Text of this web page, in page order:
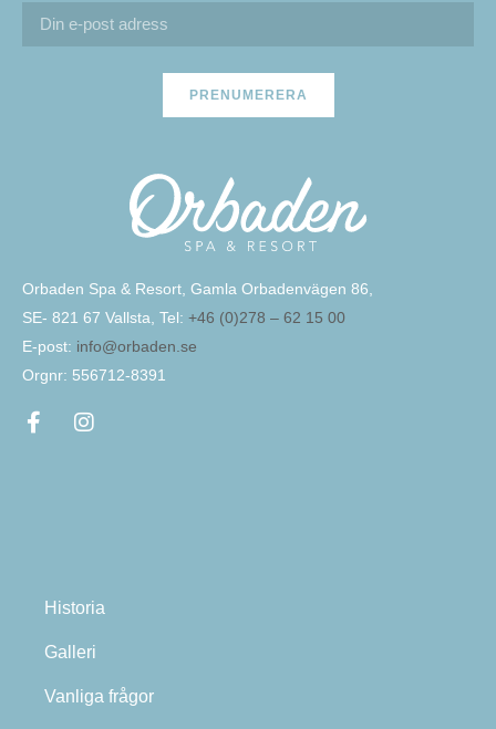
PRENUMERERA
Orbaden Spa & Resort, Gamla Orbadenvägen 86,
SE- 821 67 Vallsta, Tel: +46 (0)278 – 62 15 00
E-post: info@orbaden.se
Orgnr: 556712-8391
Historia
Galleri
Vanliga frågor